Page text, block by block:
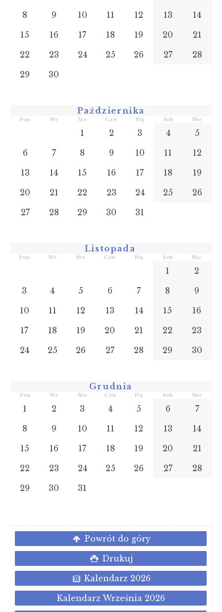
8 9 10 11 12 13
14
15
16 17 18 19 20
21
22
23 24 25 26 27
28
29
30
Października
Pon We Śro Czw Pią Sob Nie
1 2 3 4
5
6
7 8 9 10 11
12
13
14 15 16 17 18
19
20
21 22 23 24 25
26
27
28 29 30 31
Listopada
Pon We Śro Czw Pią Sob Nie
1
2
3
4 5 6 7 8
9
10
11 12 13 14 15
16
17
18 19 20 21 22
23
24
25 26 27 28 29 30
Grudnia
Pon We Śro Czw Pią Sob Nie
1 2 3 4 5 6
7
8
9 10 11 12 13
14
15
16 17 18 19 20
21
22
23 24 25 26 27
28
29
30 31
Powrót do góry
Drukuj
Kalendarz 2026
Kalendarz Września 2026